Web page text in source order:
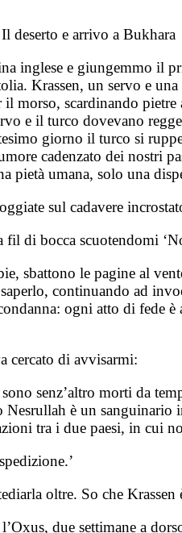
deserto e arrivo a Bukhara
inglese e giungemmo il
Krassen, un servo e
morso, scardinando
e il turco dovevano
giorno il turco si
cadenzato dei nostri
pietà umana, solo una
sul cadavere
fil di bocca scuotendomi
sbattono le pagine al
continuando ad
ogni atto di fede
cercato di avvisarmi:
senz’altro morti da
è un sanguinario
tra i due paesi, in cui
oltre. So che
due settimane a